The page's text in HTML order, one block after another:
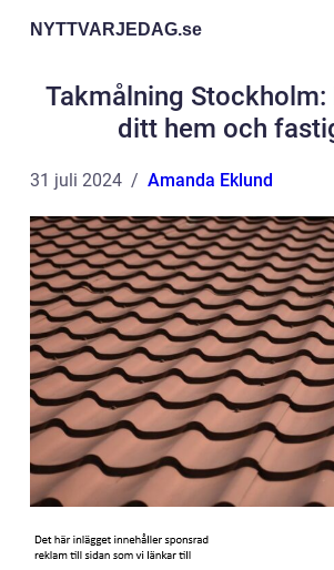
NYTTVARJEDAG.se
Takmålning
ditt hem och
31 juli 2024 Amanda Eklund